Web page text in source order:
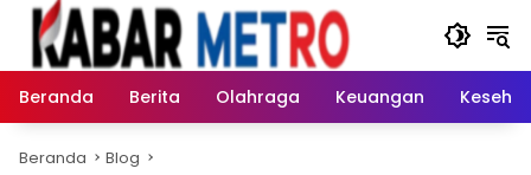
Langsung
konten
Beranda
Berita Olahraga Keuangan
Beranda Blog